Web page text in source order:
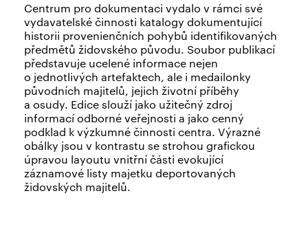
Centrum pro dokumentaci vydalo v rámci své
vydavatelské činnosti katalogy dokumentující
historii provenienčních pohybů identifikovaných
předmětů židovského původu. Soubor publikací
představuje ucelené informace nejen
o jednotlivých artefaktech, ale i medailonky
původních majitelů, jejich životní příběhy
a osudy. Edice slouží jako užitečný zdroj
informací odborné veřejnosti a jako cenný
podklad k výzkumné činnosti centra. Výrazné
obálky jsou v kontrastu se strohou grafickou
úpravou layoutu vnitřní části evokující
záznamové listy majetku deportovaných
židovských majitelů.